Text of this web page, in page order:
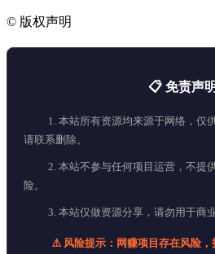
© 版权声明
📋 免责声明
1. 本站所有资源均来源于网络，仅
请联系删除。
2. 本站不参与任何项目运营，不提
险。
3. 本站仅做资源分享，请勿用于商
⚠️ 风险提示：网赚项目存在风险